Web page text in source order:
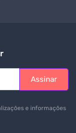
Assinar
e informações